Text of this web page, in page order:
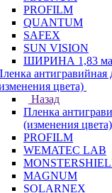
PROFILM
QUANTUM
SAFEX
SUN VISION
ШИРИНА 1,83
антигравийная
цвета)
Назад
Пленка
(изменения цвета)
PROFILM
WEMATEC LAB
MAGNUM
SOLARNEX